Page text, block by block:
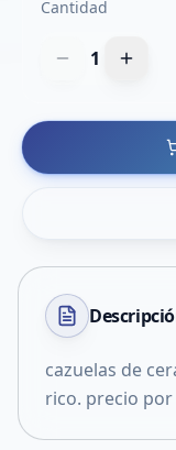
Cantidad
1
cazuelas de
rico. precio